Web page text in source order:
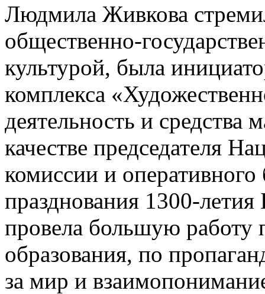
Людмила Живкова
общественно-
культурой, была
комплекса
деятельность и
качестве председателя
комиссии и
празднования 1300-летия
провела большую работу
образования, по
за мир и